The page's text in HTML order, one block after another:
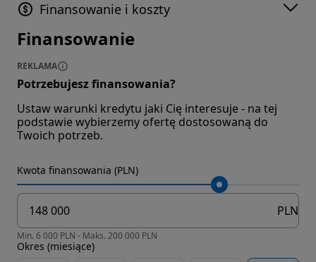
Finansowanie i koszty
Finansowanie
REKLAMA
Potrzebujesz finansowania?
Ustaw warunki kredytu jaki Cię interesuje - na tej
podstawie wybierzemy ofertę dostosowaną do
Twoich potrzeb.
Kwota finansowania (PLN)
PLN
Min. 6 000 PLN - Maks. 200 000 PLN
Okres (miesiące)